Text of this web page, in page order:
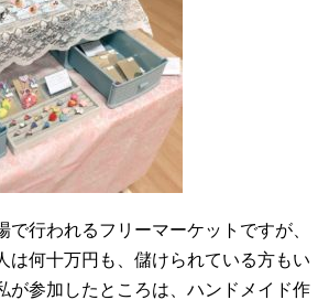
で行われるフリーマーケットですが、
は何十万円も、儲けられている方もい
が参加したところは、ハンドメイド作